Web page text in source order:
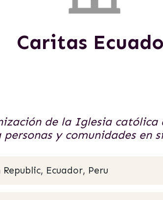
Caritas
de la Iglesia
y comunidades en
Ecuador, Peru